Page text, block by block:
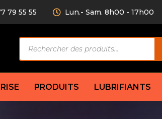
79 55 55 Lun.- Sam. 8h00 - 17h00
de
produits
PRODUITS LUBRIFIANTS